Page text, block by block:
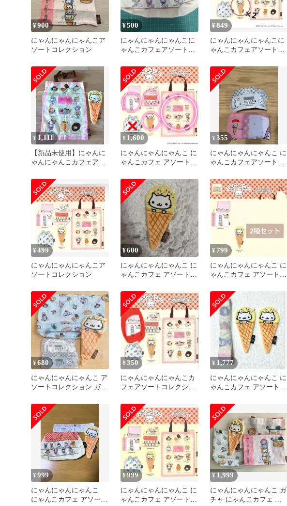
¥900
にゃんにゃんにゃんこア
ソートコレクション
¥500
にゃんにゃんにゃんこに
ゃんこカフェアソートコ
¥ 849
にゃんにゃんにゃんこに
ゃんこカフェアソートコ
¥ 1,111
【新品未使用】にゃんに
ゃんにゃんこカフェアソ
匿名配送
¥ 1,600
にゃんにゃんにゃんこ に
ゃんこカフェ アソートコ
セット
¥355
にゃんにゃんにゃんこ に
ゃんこカフェアソートコ
ーチ）
¥499
にゃんにゃんにゃんこア
ソートコレクション
¥600
にゃんにゃんにゃんこ に
ゃんこカフェ アソートコ
¥ 799
にゃんにゃんにゃんこ に
ゃんこカフェ アソートコ
¥680
にゃんにゃんにゃんこ ア
ソートコレクション ガチ
¥350
にゃんにゃんにゃんこカ
フェアソートコレクショ
¥ 1,777
にゃんにゃんにゃんこ に
ゃんこカフェ アソートコ
¥999
にゃんにゃんにゃんこ
にゃんこカフェ アソート
¥999
にゃんにゃんにゃんこ に
ゃんこカフェ アソートコ
¥1,999
にゃんにゃんにゃんこ ガ
チャ にゃんこカフェ ア